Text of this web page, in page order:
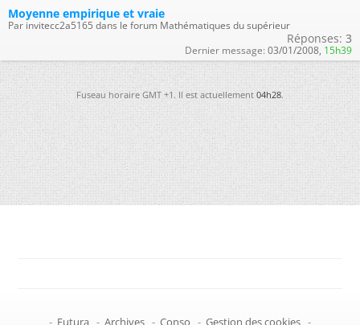
Moyenne empirique et vraie
Par invitecc2a5165 dans le forum Mathématiques du supérieur
Réponses: 3
Dernier message: 03/01/2008, 15h39
Fuseau horaire GMT +1. Il est actuellement04h28.
- Futura - Archives - Conso - Gestion des cookies -